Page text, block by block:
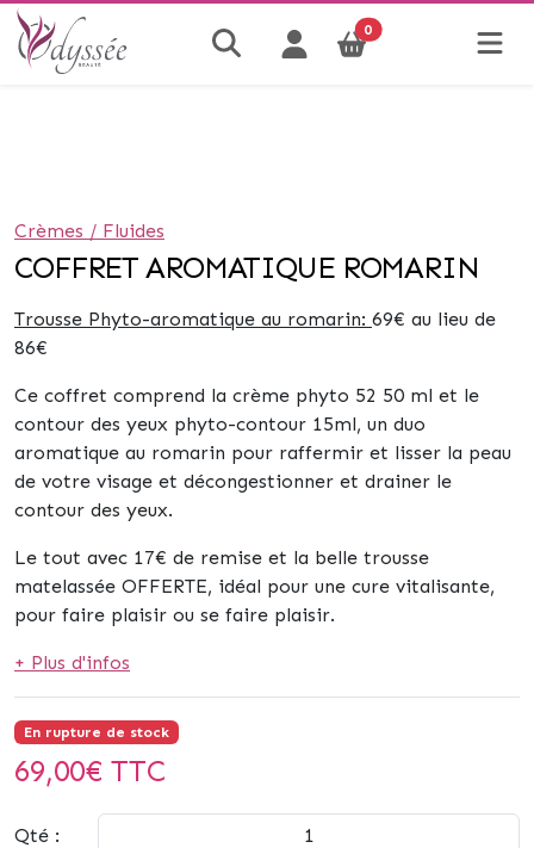
0
Crèmes / Fluides
COFFRET AROMATIQUE ROMARIN
Trousse Phyto-aromatique au romarin: 69€ au lieu de
86€
Ce coffret comprend la crème phyto 52 50 ml et le
contour des yeux phyto-contour 15ml, un duo
aromatique au romarin pour raffermir et lisser la peau
de votre visage et décongestionner et drainer le
contour des yeux.
Le tout avec 17€ de remise et la belle trousse
matelassée OFFERTE, idéal pour une cure vitalisante,
pour faire plaisir ou se faire plaisir.
+ Plus d'infos
En rupture de stock
69,00€ TTC
Qté :